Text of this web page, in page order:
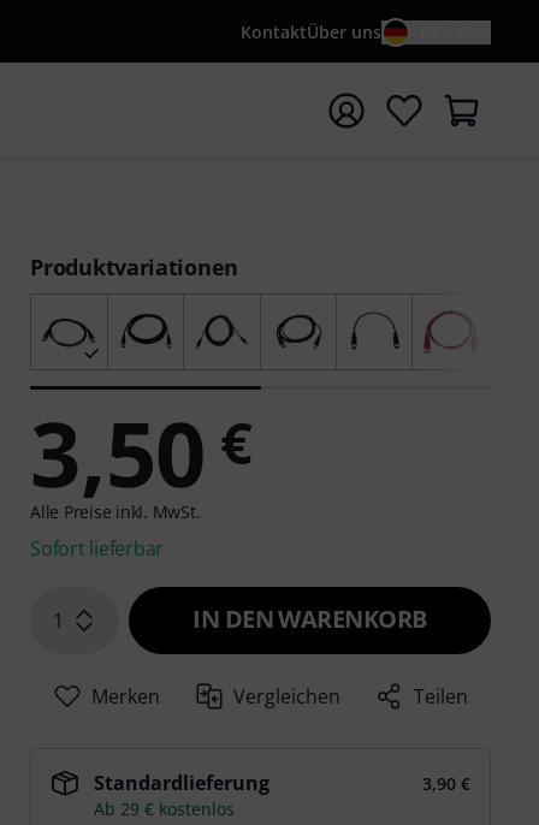
KontaktÜber uns
mit Suchwort {searchTerm} starten
Produktvariationen
3,50 €
Alle Preise inkl. MwSt.
Sofort lieferbar
1 IN DEN WARENKORB
Merken Vergleichen Teilen
Standardlieferung
3,90 €
Ab 29 € kostenlos